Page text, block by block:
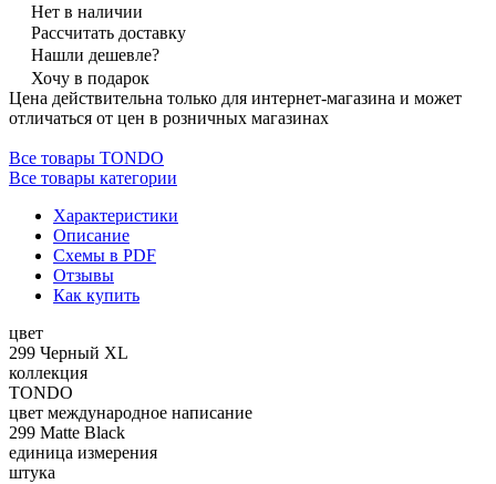
Нет в наличии
Рассчитать доставку
Нашли дешевле?
Хочу в подарок
Цена действительна только для интернет-магазина и может
отличаться от цен в розничных магазинах
Все товары TONDO
Все товары категории
Характеристики
Описание
Схемы в PDF
Отзывы
Как купить
цвет
299 Черный XL
коллекция
TONDO
цвет международное написание
299 Matte Black
единица измерения
штука